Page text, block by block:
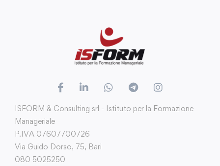
ISFORM & Consulting srl - Istituto per la Formazione
Manageriale
P.IVA 07607700726
Via Guido Dorso, 75, Bari
080 5025250